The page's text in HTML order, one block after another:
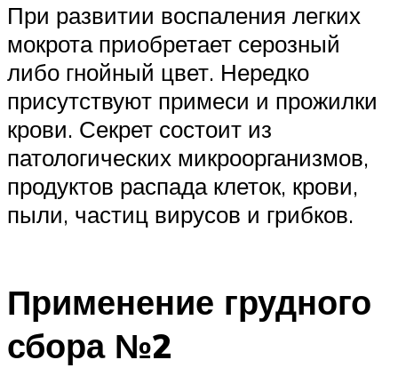
При развитии воспаления легких
мокрота приобретает серозный
либо гнойный цвет. Нередко
присутствуют примеси и прожилки
крови. Секрет состоит из
патологических микроорганизмов,
продуктов распада клеток, крови,
пыли, частиц вирусов и грибков.
Применение грудного
сбора №2